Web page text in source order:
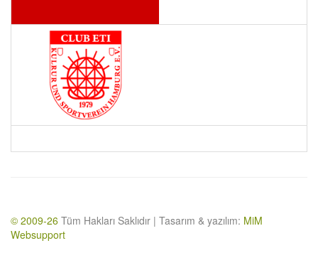
© 2009-26 Tüm Hakları Saklıdır | Tasarım & yazılım: MiM
Websupport